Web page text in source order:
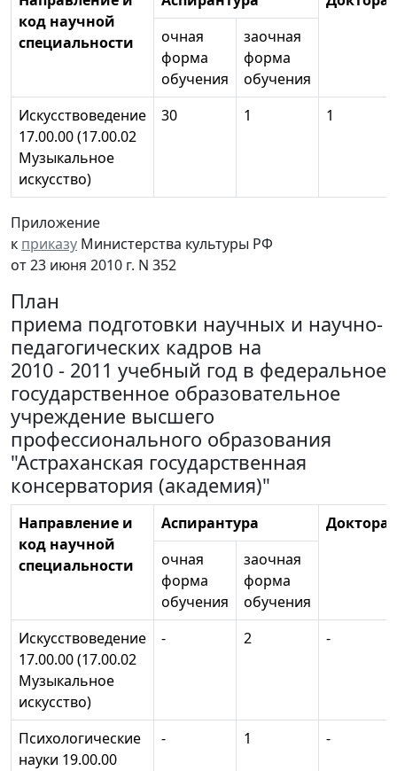
код научной
специальности
очная
форма
обучения
заочная
форма
обучения
Искусствоведение
17.00.00 (17.00.02
Музыкальное
искусство)
30 1 1
Приложение
к приказу Министерства культуры РФ
от 23 июня 2010 г. N 352
План
приема подготовки научных и научно-
педагогических кадров на
2010 - 2011 учебный год в федеральное
государственное образовательное
учреждение высшего
профессионального образования
"Астраханская государственная
консерватория (академия)"
Направление и
код научной
специальности
Аспирантура
очная
форма
обучения
заочная
форма
обучения
Искусствоведение
17.00.00 (17.00.02
Музыкальное
искусство)
- 2 -
Психологические
науки 19.00.00
- 1 -